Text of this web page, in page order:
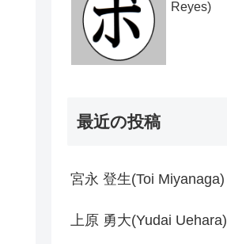
Reyes)
最近の投稿
宮永 登生(Toi Miyanaga)
上原 勇大(Yudai Uehara)